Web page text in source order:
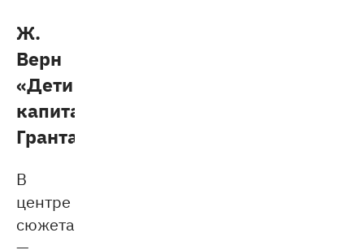
Ж.
Верн
«Дети
капитана
Гранта»
В
центре
сюжета